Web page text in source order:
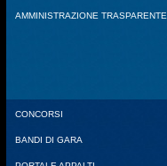
AMMINISTRAZIONE TRASPARENTE
CONCORSI
BANDI DI GARA